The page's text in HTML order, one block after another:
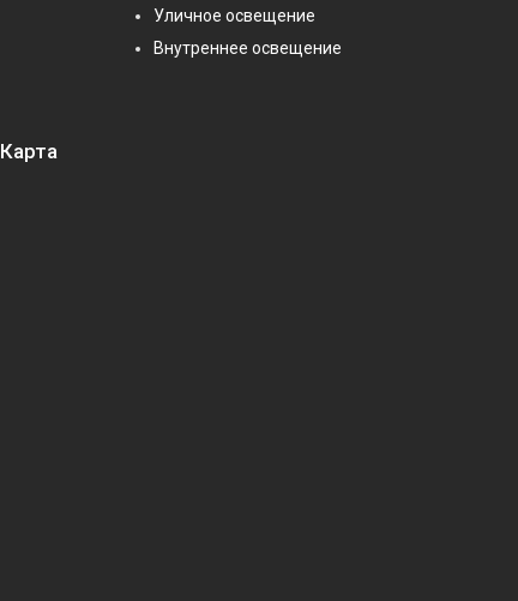
Уличное освещение
Внутреннее освещение
Карта